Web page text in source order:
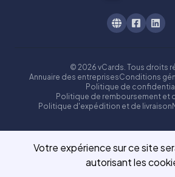
© 2026 vCards. Tous droits
Annuaire des entreprisesConditions
Politique de
Politique de remboursement et
Politique d'expédition et de livraison
Votre expérience sur ce site
autorisant les